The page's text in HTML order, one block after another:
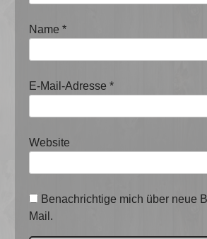
Name*
E-Mail-Adresse*
Website
Benachrichtige mich über neue
Mail.